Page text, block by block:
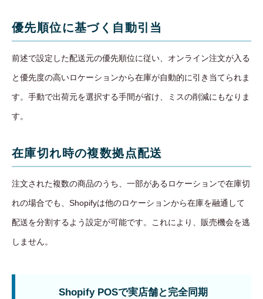
優先順位に基づく自動引当
前述で設定した配送元の優先順位に従い、オンライン注文が入る
と優先度の高いロケーションから在庫が自動的に引き当てられま
す。手動で出荷元を選択する手間が省け、ミスの削減にもなりま
す。
在庫切れ時の複数拠点配送
注文された複数の商品のうち、一部があるロケーションで在庫切
れの場合でも、Shopifyは他のロケーションから在庫を融通して
配送を分割するよう設定が可能です。これにより、販売機会を逃
しません。
Shopify POSで実店舗と完全同期